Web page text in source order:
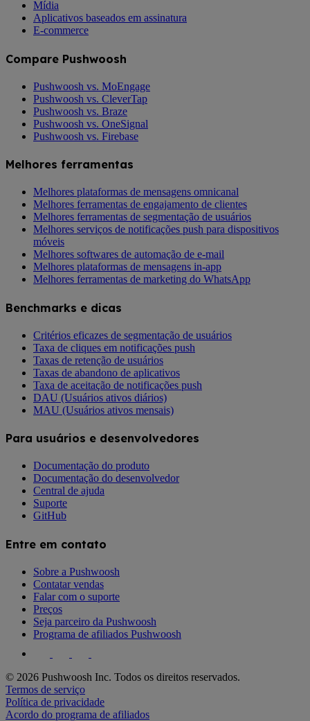
Mídia
Aplicativos baseados em assinatura
E-commerce
Compare Pushwoosh
Pushwoosh vs. MoEngage
Pushwoosh vs. CleverTap
Pushwoosh vs. Braze
Pushwoosh vs. OneSignal
Pushwoosh vs. Firebase
Melhores ferramentas
Melhores plataformas de mensagens omnicanal
Melhores ferramentas de engajamento de clientes
Melhores ferramentas de segmentação de usuários
Melhores serviços de notificações push para dispositivos
móveis
Melhores softwares de automação de e-mail
Melhores plataformas de mensagens in-app
Melhores ferramentas de marketing do WhatsApp
Benchmarks e dicas
Critérios eficazes de segmentação de usuários
Taxa de cliques em notificações push
Taxas de retenção de usuários
Taxas de abandono de aplicativos
Taxa de aceitação de notificações push
DAU (Usuários ativos diários)
MAU (Usuários ativos mensais)
Para usuários e desenvolvedores
Documentação do produto
Documentação do desenvolvedor
Central de ajuda
Suporte
GitHub
Entre em contato
Sobre a Pushwoosh
Contatar vendas
Falar com o suporte
Preços
Seja parceiro da Pushwoosh
Programa de afiliados Pushwoosh
© 2026 Pushwoosh Inc. Todos os direitos reservados.
Termos de serviço
Política de privacidade
Acordo do programa de afiliados